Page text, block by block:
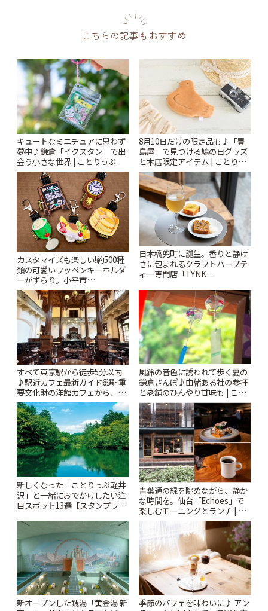
こちらの記事もおすすめ
キュートなミニチュアに思わず
夢中♪鎌倉「イクスタン」で出
会う小さな世界 | ことりっぷ
8月10日だけの限定品も♪「豊
島屋」で見つける鳩の日グッズ
と本店限定アイテム | ことりっ
ぷ
カスタマイズも楽しい!約500種
類の可愛いワッペンキーホルダ
ーがずらり。小平市
「Kimamaya T&K」 | ことりっ
ぷ
日本橋兜町に誕生。香りと静け
さに包まれるクラフトハーブテ
ィー専門店「TYNK
すべて東京駅から徒歩5分以内
♪駅近カフェ最新ガイド6選~重
要文化財の洋館カフェから、改
札すぐのレトロ喫茶まで~ | こと
りっぷ
風鈴の音色に誘われて歩く夏の
鎌倉さんぽ♪由緒ある社の参拝
と老舗のひんやり甘味も | こと
りっぷ
新しくなった「ことりっぷ軽井
沢」と一緒におでかけしたい注
目スポット13選【スタンプラリ
青葉通の緑を眺めながら、静か
な時間を。仙台「Echoes」で
楽しむモーニングとランチ | こ
とりっぷ
新オープンした銭湯「黄金湯 新
季節のパフェを味わいに♪ アン